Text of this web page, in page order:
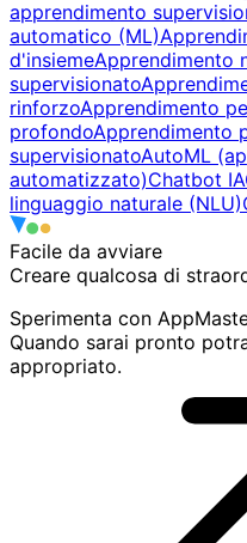
apprendimento
automatico (ML)
d'insiemeApprendimento
supervisionato
rinforzoApprendimento
profondoApprendimento
supervisionatoAutoML
automatizzato)Chatbot IA
linguaggio naturale (NLU)
Facile da avviare
Creare qualcosa di
Sperimenta con
Quando sarai pronto
appropriato.